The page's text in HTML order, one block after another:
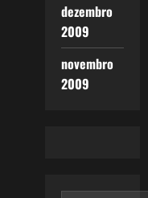
dezembro
2009
novembro
2009